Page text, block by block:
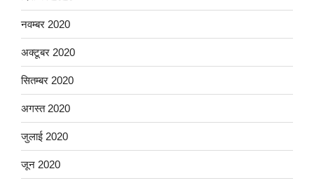
नवम्बर 2020
अक्टूबर 2020
सितम्बर 2020
अगस्त 2020
जुलाई 2020
जून 2020